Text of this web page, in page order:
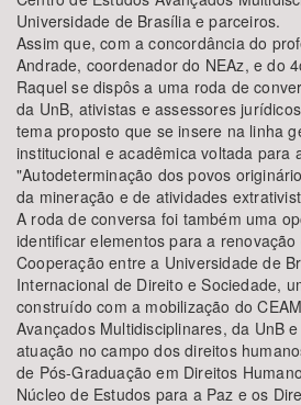
Universidade de Brasília e parceiros.
Assim que, com a concordância do
Andrade, coordenador do NEAz, e do
Raquel se dispôs a uma roda de
da UnB, ativistas e assessores
tema proposto que se insere na linha
institucional e acadêmica voltada para
"Autodeterminação dos povos
da mineração e de atividades
A roda de conversa foi também uma
identificar elementos para a
Cooperação entre a Universidade de
Internacional de Direito e Sociedade,
construído com a mobilização do
Avançados Multidisciplinares, da UnB
atuação no campo dos direitos
de Pós-Graduação em Direitos
Núcleo de Estudos para a Paz e os